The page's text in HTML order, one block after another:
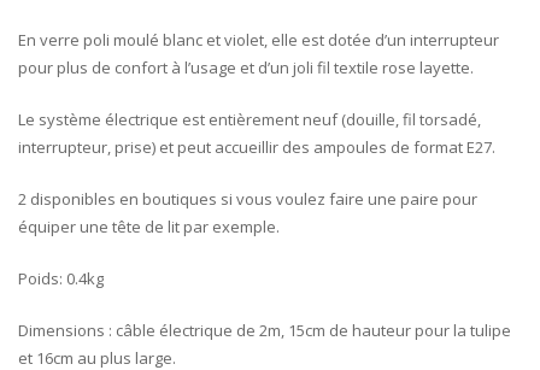
En verre poli moulé blanc et violet, elle est dotée d’un interrupteur
pour plus de confort à l’usage et d’un joli fil textile rose layette.
Le système électrique est entièrement neuf (douille, fil torsadé,
interrupteur, prise) et peut accueillir des ampoules de format E27.
2 disponibles en boutiques si vous voulez faire une paire pour
équiper une tête de lit par exemple.
Poids: 0.4kg
Dimensions : câble électrique de 2m, 15cm de hauteur pour la tulipe
et 16cm au plus large.